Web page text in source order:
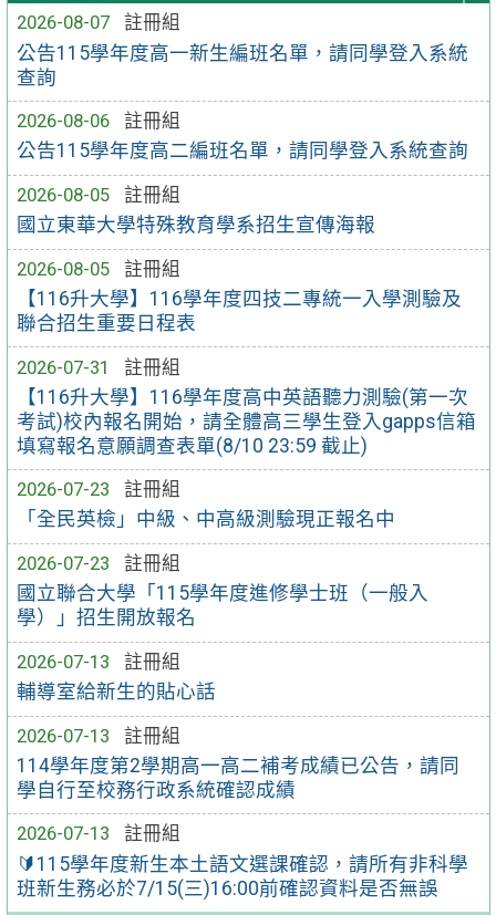
2026-08-07
註冊組
公告115學年度高一新生編班名單，請同學登入系統
查詢
2026-08-06
註冊組
公告115學年度高二編班名單，請同學登入系統查詢
2026-08-05
註冊組
國立東華大學特殊教育學系招生宣傳海報
2026-08-05
註冊組
【116升大學】116學年度四技二專統一入學測驗及
聯合招生重要日程表
2026-07-31
註冊組
【116升大學】116學年度高中英語聽力測驗(第一次
考試)校內報名開始，請全體高三學生登入gapps信箱
填寫報名意願調查表單(8/10 23:59 截止)
2026-07-23
註冊組
「全民英檢」中級、中高級測驗現正報名中
2026-07-23
註冊組
國立聯合大學「115學年度進修學士班（一般入
學）」招生開放報名
2026-07-13
註冊組
輔導室給新生的貼心話
2026-07-13
註冊組
114學年度第2學期高一高二補考成績已公告，請同
學自行至校務行政系統確認成績
2026-07-13
註冊組
🔰115學年度新生本土語文選課確認，請所有非科學
班新生務必於7/15(三)16:00前確認資料是否無誤